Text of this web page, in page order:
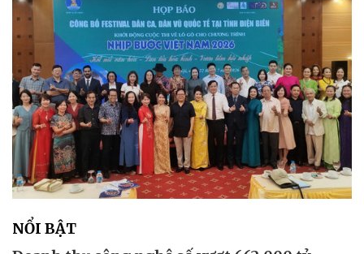
NỔI BẬT